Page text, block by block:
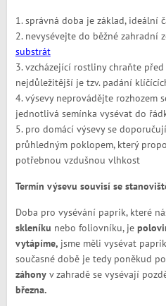
1. správná doba je základ, ideální
2. nevysévejte do běžné zahradní
substrát
3. vzcházející rostliny chraňte
nejdůležitější je tzv. padání
4. výsevy neprovádějte rozhozem
jednotlivá semínka vysévat do
5. pro domácí výsevy se
průhledným poklopem, který
potřebnou vzdušnou vlhkost
Termín výsevu souvisí se
Doba pro vysévání paprik, které
skleníku nebo foliovníku, je
vytápíme,jsme měli vysévat
současné době je tedy poněkud
záhonyv zahradě se vysévají
března.